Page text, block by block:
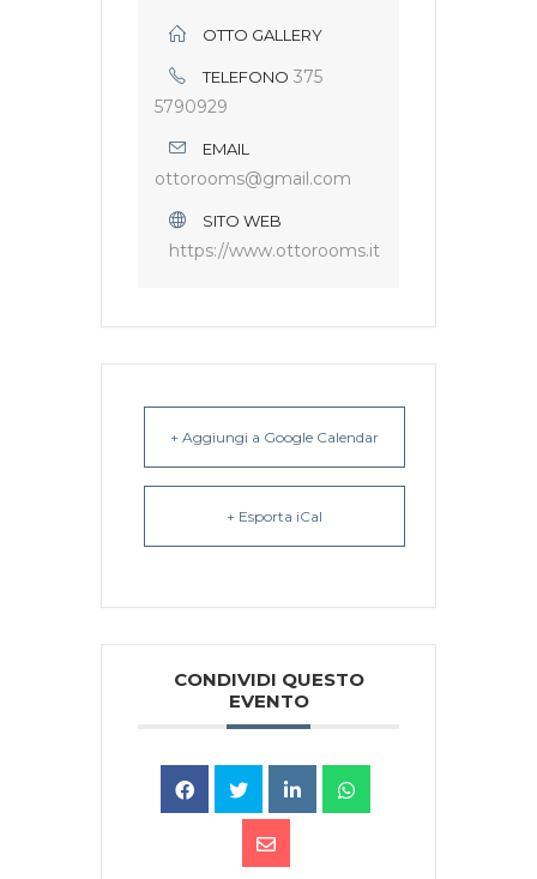
OTTO GALLERY
TELEFONO 375
5790929
EMAIL
ottorooms@gmail.com
SITO WEB
https://www.ottorooms.it
+ Aggiungi a Google Calendar
+ Esporta iCal
CONDIVIDI QUESTO
EVENTO